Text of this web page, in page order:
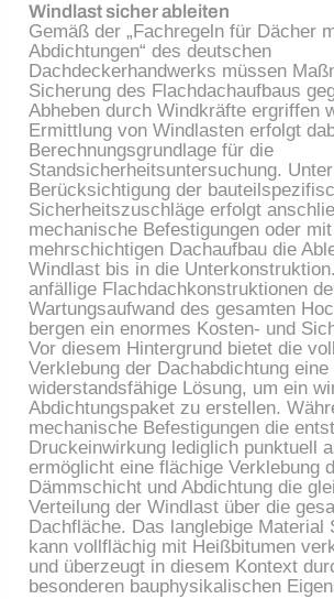
Windlast sicher ableiten
Gemäß der „Fachregeln für Dächer
Abdichtungen“ des deutschen
Dachdeckerhandwerks müssen
Sicherung des Flachdachaufbaus
Abheben durch Windkräfte ergriffen
Ermittlung von Windlasten erfolgt
Berechnungsgrundlage für die
Standsicherheitsuntersuchung. Unter
Berücksichtigung der
Sicherheitszuschläge erfolgt
mechanische Befestigungen oder
mehrschichtigen Dachaufbau die
Windlast bis in die
anfällige Flachdachkonstruktionen
Wartungsaufwand des gesamten
bergen ein enormes Kosten- und
Vor diesem Hintergrund bietet die
Verklebung der Dachabdichtung eine
widerstandsfähige Lösung, um ein
Abdichtungspaket zu erstellen.
mechanische Befestigungen die
Druckeinwirkung lediglich punktuell
ermöglicht eine flächige Verklebung
Dämmschicht und Abdichtung die
Verteilung der Windlast über die
Dachfläche. Das langlebige Material
kann vollflächig mit Heißbitumen
und überzeugt in diesem Kontext
besonderen bauphysikalischen